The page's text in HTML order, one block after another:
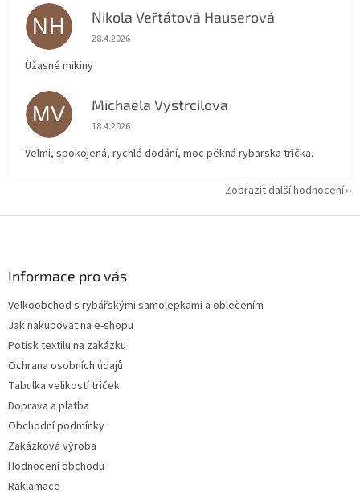
NH Nikola Veřtátová Hauserová
Hodnocení obchodu je 5 z 5 hvězdiček.
28.4.2026
Úžasné mikiny
MV Michaela Vystrcilova
Hodnocení obchodu je 5 z 5 hvězdiček.
18.4.2026
Velmi, spokojená, rychlé dodání, moc pěkná rybarska trička.
Zobrazit další hodnocení
Informace pro vás
Velkoobchod s rybářskými samolepkami a oblečením
Jak nakupovat na e-shopu
Potisk textilu na zakázku
Ochrana osobních údajů
Tabulka velikostí triček
Doprava a platba
Obchodní podmínky
Zakázková výroba
Hodnocení obchodu
Raklamace